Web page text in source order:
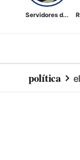
Servidores d...
política